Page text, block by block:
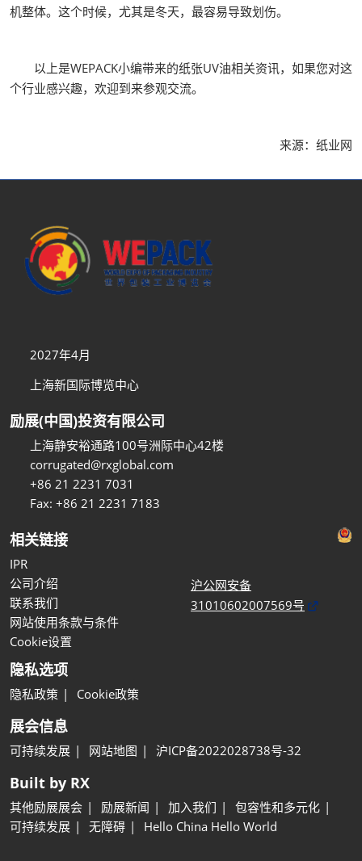
机整体。这个时候，尤其是冬天，最容易导致划伤。
以上是WEPACK小编带来的纸张UV油相关资讯，如果您对这
个行业感兴趣，欢迎到来参观交流。
来源：纸业网
2027年4月
上海新国际博览中心
励展(中国)投资有限公司
上海静安裕通路100号洲际中心42楼
corrugated@rxglobal.com
+86 21 2231 7031
Fax: +86 21 2231 7183
相关链接
IPR
公司介绍
联系我们
网站使用条款与条件
Cookie设置
沪公网安备
31010602007569号
隐私选项
隐私政策 Cookie政策
展会信息
可持续发展 网站地图 沪ICP备2022028738号-32
Built by RX
其他励展展会 励展新闻 加入我们
包容性和多元化
可持续发展
无障碍 Hello China Hello World